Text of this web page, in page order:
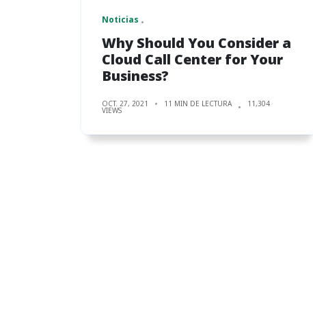
Noticias
Why Should You Consider a
Cloud Call Center for Your
Business?
OCT. 27, 2021 11 MIN DE LECTURA 11,304
VIEWS